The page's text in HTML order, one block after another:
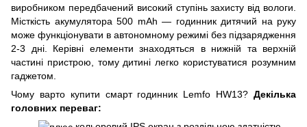
виробником передбачений високий ступінь захисту від вологи.
Місткість акумулятора 500 mAh — годинник дитячий на руку
може функціонувати в автономному режимі без підзарядження
2-3 дні. Керівні елементи знаходяться в нижній та верхній
частині пристрою, тому дитині легко користуватися розумним
гаджетом.
Чому варто купити смарт годинник Lemfo HW13? Декілька
головних переваг: